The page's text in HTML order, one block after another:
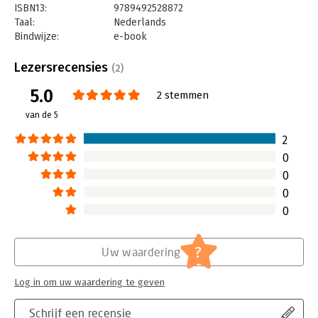
ISBN13:
9789492528872
Taal:
Nederlands
Bindwijze:
e-book
Bestandsformaat:
epub
Uitgever:
S2 Uitgevers
Verschijningsdatum:
Hoofdrubriek:
Lezersrecensies (2)
5.0
van de 5
2 stemmen
2
0
0
0
0
Schrijf een recensie
Uw waardering ?
Log in om uw waardering te geven